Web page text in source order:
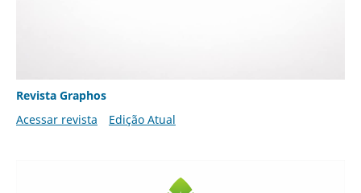
Revista Graphos
Acessar revista
Edição Atual